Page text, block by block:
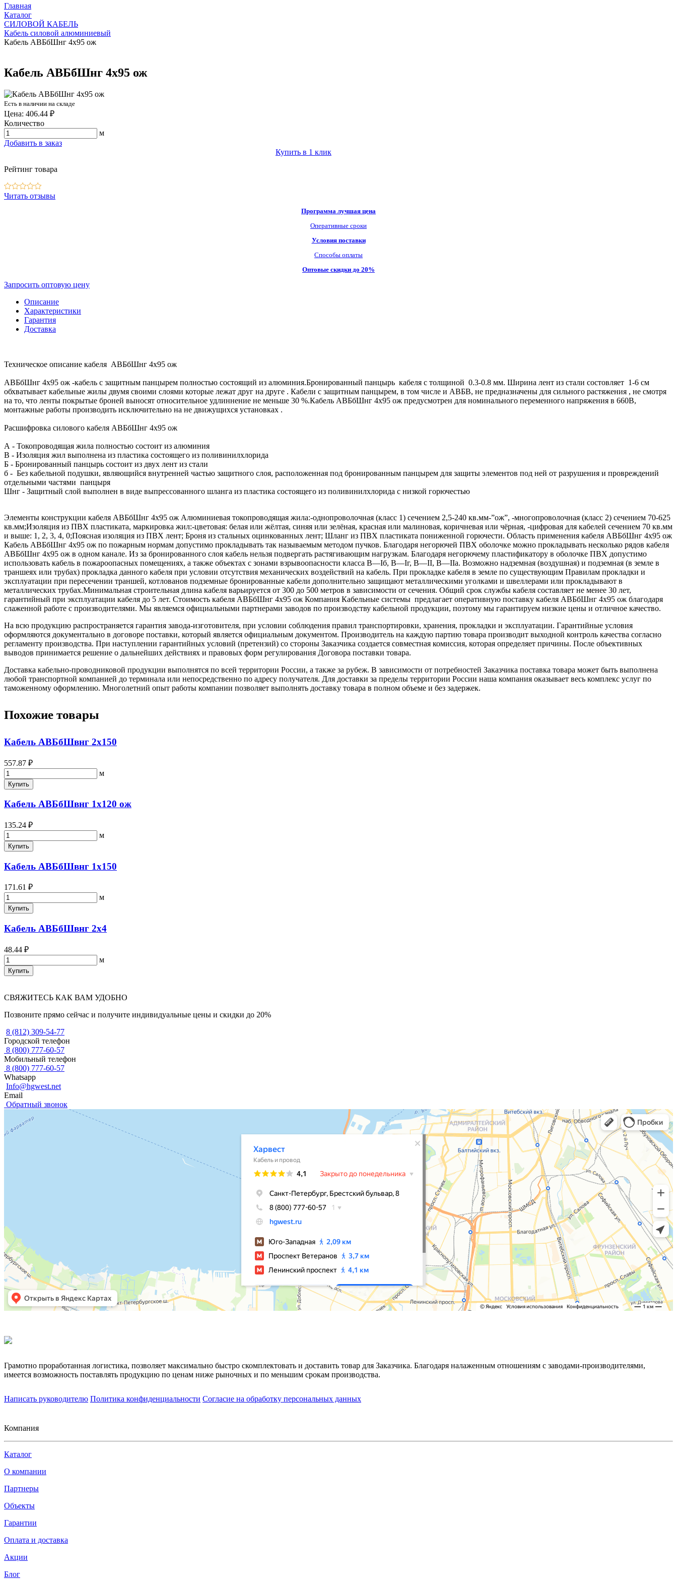
Главная
Каталог
СИЛОВОЙ КАБЕЛЬ
Кабель силовой алюминиевый
Кабель АВБбШнг 4х95 ож
Кабель АВБбШнг 4х95 ож
Есть в наличии на складе
Цена: 406.44 ₽
Количество
м
Добавить в заказ
Купить в 1 клик
Рейтинг товара
Читать отзывы
Программа лучшая цена
Оперативные сроки
Условия поставки
Способы оплаты
Оптовые скидки до 20%
Запросить оптовую цену
Описание
Характеристики
Гарантия
Доставка
Техническое описание кабеля АВБбШнг 4х95 ож
АВБбШнг 4х95 ож -кабель с защитным панцырем полностью состоящий из алюминия.Бронированный панцырь кабеля с толщиной 0.3-0.8 мм. Ширина лент из стали состовляет 1-6 см
обхватывает кабельные жилы двумя своими слоями которые лежат друг на друге . Кабели с защитным панцырем, в том числе и АВБВ, не предназначены для сильного растяжения , не смотря
на то, что ленты покрытые броней выносят относительное удлиннение не меньше 30 %.Кабель АВБбШнг 4х95 ож предусмотрен для номинального переменного напряжения в 660В,
монтажные работы производить исключительно на не движущихся установках .
Расшифровка силового кабеля АВБбШнг 4х95 ож
А - Токопроводящая жила полностью состоит из алюминия
В - Изоляция жил выполнена из пластика состоящего из поливинилхлорида
Б - Бронированный панцырь состоит из двух лент из стали
б - Без кабельной подушки, являющийся внутренней частью защитного слоя, расположенная под бронированным панцырем для защиты элементов под ней от разрушения и провреждений
отдельными частями панцыря
Шнг - Защитный слой выполнен в виде выпрессованного шланга из пластика состоящего из поливинилхлорида с низкой горючестью
Элементы конструкции кабеля АВБбШнг 4х95 ож Алюминиевая токопроводящая жила:-однопроволочная (класс 1) сечением 2,5-240 кв.мм-”ож”, -многопроволочная (класс 2) сечением 70-625
кв.мм;Изоляция из ПВХ пластиката, маркировка жил:-цветовая: белая или жёлтая, синяя или зелёная, красная или малиновая, коричневая или чёрная, -цифровая для кабелей сечением 70 кв.мм
и выше: 1, 2, 3, 4, 0;Поясная изоляция из ПВХ лент; Броня из стальных оцинкованных лент; Шланг из ПВХ пластиката пониженной горючести. Область применения кабеля АВБбШнг 4х95 ож
Кабель АВБбШнг 4х95 ож по пожарным нормам допустимо прокладывать так называемым методом пучков. Благодаря негорючей ПВХ оболочке можно прокладывать несколько рядов кабеля
АВБбШнг 4х95 ож в одном канале. Из за бронированного слоя кабель нельзя подвергать растягивающим нагрузкам. Благодаря негорючему пластификатору в оболочке ПВХ допустимо
использовать кабель в пожароопасных помещениях, а также объектах с зонами взрывоопасности класса B—Iб, B—Iг, В—II, В—IIа. Возможно надземная (воздушная) и подземная (в земле в
траншеях или трубах) прокладка данного кабеля при условии отсутствия механических воздействий на кабель. При прокладке кабеля в земле по существующим Правилам прокладки и
эксплуатации при пересечении траншей, котлованов подземные бронированные кабели дополнительно защищают металлическими уголками и швеллерами или прокладывают в
металлических трубах.Минимальная строительная длина кабеля варьируется от 300 до 500 метров в зависимости от сечения. Общий срок службы кабеля составляет не менее 30 лет,
гарантийный при эксплуатации кабеля до 5 лет. Стоимость кабеля АВБбШнг 4х95 ож Компания Кабельные системы предлагает оперативную поставку кабеля АВБбШнг 4х95 ож благодаря
слаженной работе с производителями. Мы являемся официальными партнерами заводов по производству кабельной продукции, поэтому мы гарантируем низкие цены и отличное качество.
На всю продукцию распространяется гарантия завода-изготовителя, при условии соблюдения правил транспортировки, хранения, прокладки и эксплуатации. Гарантийные условия
оформляются документально в договоре поставки, который является официальным документом. Производитель на каждую партию товара производит выходной контроль качества согласно
регламенту производства. При наступлении гарантийных условий (претензий) со стороны Заказчика создается совместная комиссия, которая определяет причины. После объективных
выводов принимается решение о дальнейших действиях и правовых форм регулирования Договора поставки товара.
Доставка кабельно-проводниковой продукции выполнятся по всей территории России, а также за рубеж. В зависимости от потребностей Заказчика поставка товара может быть выполнена
любой транспортной компанией до терминала или непосредственно по адресу получателя. Для доставки за пределы территории России наша компания оказывает весь комплекс услуг по
таможенному оформлению. Многолетний опыт работы компании позволяет выполнять доставку товара в полном объеме и без задержек.
Похожие товары
Кабель АВБбШвнг 2х150
557.87 ₽
м
Купить
Кабель АВБбШвнг 1х120 ож
135.24 ₽
м
Купить
Кабель АВБбШвнг 1х150
171.61 ₽
м
Купить
Кабель АВБбШвнг 2х4
48.44 ₽
м
Купить
СВЯЖИТЕСЬ КАК ВАМ УДОБНО
Позвоните прямо сейчас и получите индивидуальные цены и скидки до 20%
8 (812) 309-54-77
Городской телефон
8 (800) 777-60-57
Мобильный телефон
8 (800) 777-60-57
Whatsapp
Info@hgwest.net
Email
Обратный звонок
Грамотно проработанная логистика, позволяет максимально быстро скомплектовать и доставить товар для Заказчика. Благодаря налаженным отношениям с заводами-производителями,
имеется возможность поставлять продукцию по ценам ниже рыночных и по меньшим срокам производства.
Написать руководителю Политика конфиденциальности Согласие на обработку персональных данных
Компания
Каталог
О компании
Партнеры
Объекты
Гарантии
Оплата и доставка
Акции
Блог